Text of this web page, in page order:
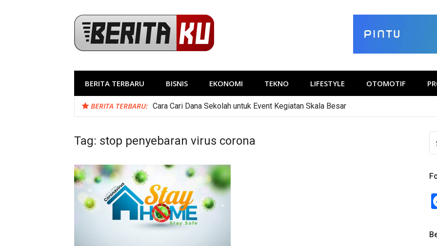
BERITA TERBARU BISNIS EKONOMI TEKNO LIFESTYLE OTOMOTIF
BERITA TERBARU: Macam-Macam Obat Herbal Kanker, Apa Saja?
Tag: stop penyebaran virus corona